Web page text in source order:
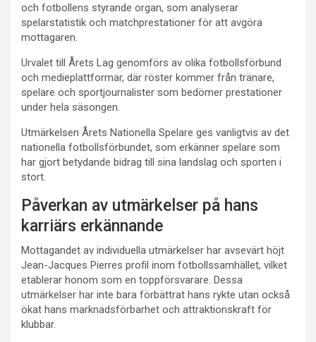
och fotbollens styrande organ, som analyserar
spelarstatistik och matchprestationer för att avgöra
mottagaren.
Urvalet till Årets Lag genomförs av olika fotbollsförbund
och medieplattformar, där röster kommer från tränare,
spelare och sportjournalister som bedömer prestationer
under hela säsongen.
Utmärkelsen Årets Nationella Spelare ges vanligtvis av det
nationella fotbollsförbundet, som erkänner spelare som
har gjort betydande bidrag till sina landslag och sporten i
stort.
Påverkan av utmärkelser på hans
karriärs erkännande
Mottagandet av individuella utmärkelser har avsevärt höjt
Jean-Jacques Pierres profil inom fotbollssamhället, vilket
etablerar honom som en toppförsvarare. Dessa
utmärkelser har inte bara förbättrat hans rykte utan också
ökat hans marknadsförbarhet och attraktionskraft för
klubbar.